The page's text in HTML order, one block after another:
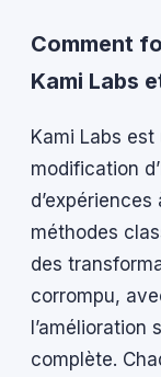
Comment
Kami Labs
Kami Labs
modification
méthodes
des
corrompu,
complète.